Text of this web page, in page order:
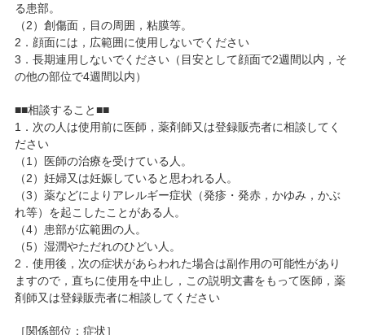
る患部。
（2）創傷面，目の周囲，粘膜等。
2．顔面には，広範囲に使用しないでください
3．長期連用しないでください（目安として顔面で2週間以内，そ
の他の部位で4週間以内）
■■相談すること■■
1．次の人は使用前に医師，薬剤師又は登録販売者に相談してく
ださい
（1）医師の治療を受けている人。
（2）妊婦又は妊娠していると思われる人。
（3）薬などによりアレルギー症状（発疹・発赤，かゆみ，かぶ
れ等）を起こしたことがある人。
（4）患部が広範囲の人。
（5）湿潤やただれのひどい人。
2．使用後，次の症状があらわれた場合は副作用の可能性があり
ますので，直ちに使用を中止し，この説明文書をもって医師，薬
剤師又は登録販売者に相談してください
［関係部位：症状］